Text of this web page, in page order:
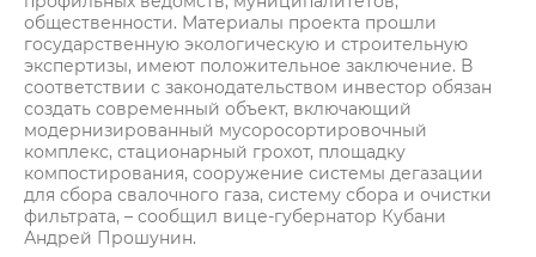
общественности. Материалы проекта прошли
государственную экологическую и строительную
экспертизы, имеют положительное заключение. В
соответствии с законодательством инвестор обязан
создать современный объект, включающий
модернизированный мусоросортировочный
комплекс, стационарный грохот, площадку
компостирования, сооружение системы дегазации
для сбора свалочного газа, систему сбора и очистки
фильтрата, – сообщил вице-губернатор Кубани
Андрей Прошунин.